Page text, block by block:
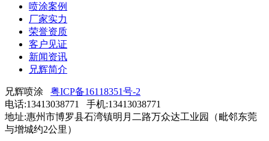
喷涂案例
厂家实力
荣誉资质
客户见证
新闻资讯
兄辉简介
兄辉喷涂 粤ICP备16118351号-2
电话:13413038771 手机:13413038771
地址:惠州市博罗县石湾镇明月二路万众达工业园（毗邻东莞
与增城约2公里）